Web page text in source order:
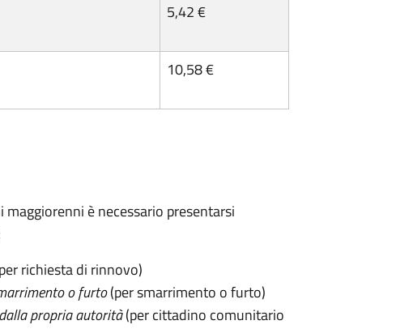
5,42 €
10,58 €
è necessario presentarsi
richiesta di rinnovo)
o furto(per smarrimento o furto)
propria autorità(per cittadino comunitario